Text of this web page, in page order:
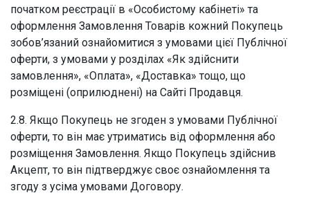
початком реєстрації в «Особистому кабінеті» та
оформлення Замовлення Товарів кожний Покупець
зобов’язаний ознайомитися з умовами цієї Публічної
оферти, з умовами у розділах «Як здійснити
замовлення», «Оплата», «Доставка» тощо, що
розміщені (оприлюднені) на Сайті Продавця.
2.8. Якщо Покупець не згоден з умовами Публічної
оферти, то він має утриматись від оформлення або
розміщення Замовлення. Якщо Покупець здійснив
Акцепт, то він підтверджує своє ознайомлення та
згоду з усіма умовами Договору.